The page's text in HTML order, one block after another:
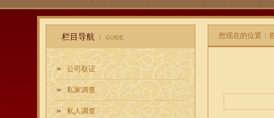
栏目导航 GUIDE
公司取证
私家调查
私人调查
您现在的位置：